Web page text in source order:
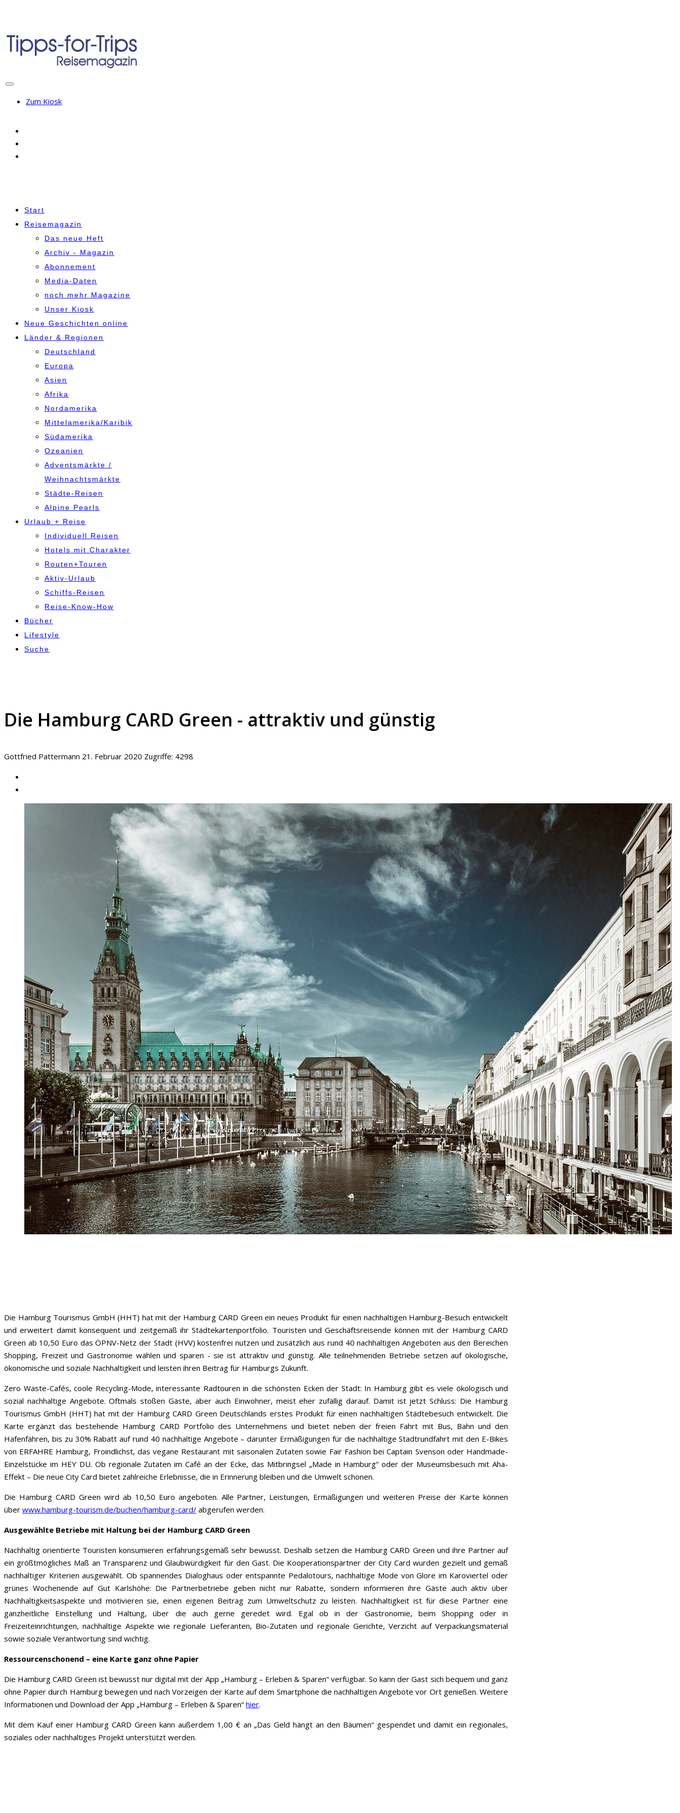
Zum Kiosk
Start
Reisemagazin
Das neue Heft
Archiv - Magazin
Abonnement
Media-Daten
noch mehr Magazine
Unser Kiosk
Neue Geschichten online
Länder & Regionen
Deutschland
Europa
Asien
Afrika
Nordamerika
Mittelamerika/Karibik
Südamerika
Ozeanien
Adventsmärkte /
Weihnachtsmärkte
Städte-Reisen
Alpine Pearls
Urlaub + Reise
Individuell Reisen
Hotels mit Charakter
Routen+Touren
Aktiv-Urlaub
Schiffs-Reisen
Reise-Know-How
Bücher
Lifestyle
Suche
Die Hamburg CARD Green - attraktiv und günstig
Gottfried Pattermann 21. Februar 2020 Zugriffe: 4298
Die Hamburg Tourismus GmbH (HHT) hat mit der Hamburg CARD Green ein neues Produkt für einen nachhaltigen Hamburg-Besuch entwickelt
und erweitert damit konsequent und zeitgemäß ihr Städtekartenportfolio. Touristen und Geschäftsreisende können mit der Hamburg CARD
Green ab 10,50 Euro das ÖPNV-Netz der Stadt (HVV) kostenfrei nutzen und zusätzlich aus rund 40 nachhaltigen Angeboten aus den Bereichen
Shopping, Freizeit und Gastronomie wählen und sparen - sie ist attraktiv und günstig. Alle teilnehmenden Betriebe setzen auf ökologische,
ökonomische und soziale Nachhaltigkeit und leisten ihren Beitrag für Hamburgs Zukunft.
Zero Waste-Cafés, coole Recycling-Mode, interessante Radtouren in die schönsten Ecken der Stadt: In Hamburg gibt es viele ökologisch und
sozial nachhaltige Angebote. Oftmals stoßen Gäste, aber auch Einwohner, meist eher zufällig darauf. Damit ist jetzt Schluss: Die Hamburg
Tourismus GmbH (HHT) hat mit der Hamburg CARD Green Deutschlands erstes Produkt für einen nachhaltigen Städtebesuch entwickelt. Die
Karte ergänzt das bestehende Hamburg CARD Portfolio des Unternehmens und bietet neben der freien Fahrt mit Bus, Bahn und den
Hafenfähren, bis zu 30% Rabatt auf rund 40 nachhaltige Angebote – darunter Ermäßigungen für die nachhaltige Stadtrundfahrt mit den E-Bikes
von ERFAHRE Hamburg, Froindlichst, das vegane Restaurant mit saisonalen Zutaten sowie Fair Fashion bei Captain Svenson oder Handmade-
Einzelstücke im HEY DU. Ob regionale Zutaten im Café an der Ecke, das Mitbringsel „Made in Hamburg“ oder der Museumsbesuch mit Aha-
Effekt – Die neue City Card bietet zahlreiche Erlebnisse, die in Erinnerung bleiben und die Umwelt schonen.
Die Hamburg CARD Green wird ab 10,50 Euro angeboten. Alle Partner, Leistungen, Ermäßigungen und weiteren Preise der Karte können
über www.hamburg-tourism.de/buchen/hamburg-card/ abgerufen werden.
Ausgewählte Betriebe mit Haltung bei der Hamburg CARD Green
Nachhaltig orientierte Touristen konsumieren erfahrungsgemäß sehr bewusst. Deshalb setzen die Hamburg CARD Green und ihre Partner auf
ein größtmögliches Maß an Transparenz und Glaubwürdigkeit für den Gast. Die Kooperationspartner der City Card wurden gezielt und gemäß
nachhaltiger Kriterien ausgewählt. Ob spannendes Dialoghaus oder entspannte Pedalotours, nachhaltige Mode von Glore im Karoviertel oder
grünes Wochenende auf Gut Karlshöhe: Die Partnerbetriebe geben nicht nur Rabatte, sondern informieren ihre Gäste auch aktiv über
Nachhaltigkeitsaspekte und motivieren sie, einen eigenen Beitrag zum Umweltschutz zu leisten. Nachhaltigkeit ist für diese Partner eine
ganzheitliche Einstellung und Haltung, über die auch gerne geredet wird. Egal ob in der Gastronomie, beim Shopping oder in
Freizeiteinrichtungen, nachhaltige Aspekte wie regionale Lieferanten, Bio-Zutaten und regionale Gerichte, Verzicht auf Verpackungsmaterial
sowie soziale Verantwortung sind wichtig.
Ressourcenschonend – eine Karte ganz ohne Papier
Die Hamburg CARD Green ist bewusst nur digital mit der App „Hamburg – Erleben & Sparen“ verfügbar. So kann der Gast sich bequem und ganz
ohne Papier durch Hamburg bewegen und nach Vorzeigen der Karte auf dem Smartphone die nachhaltigen Angebote vor Ort genießen. Weitere
Informationen und Download der App „Hamburg – Erleben & Sparen“ hier.
Mit dem Kauf einer Hamburg CARD Green kann außerdem 1,00 € an „Das Geld hängt an den Bäumen“ gespendet und damit ein regionales,
soziales oder nachhaltiges Projekt unterstützt werden.